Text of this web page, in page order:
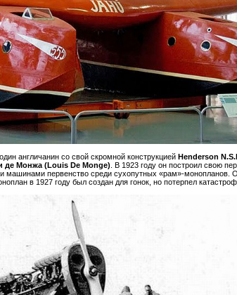
англичанин со свой скромной конструкцией Henderson
де Монжа (Louis De Monge) . В 1923 году он построил свою
машинами первенство среди сухопутных «рам»-монопланов.
в 1927 году был создан для гонок, но потерпел